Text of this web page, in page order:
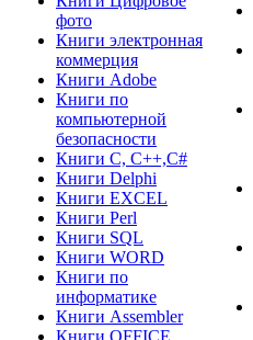
фото
Книги электронная
коммерция
Книги Adobe
Книги по
компьютерной
безопасности
Книги C, C++,С#
Книги Delphi
Книги EXCEL
Книги Perl
Книги SQL
Книги WORD
Книги по
информатике
Книги Assembler
Книги OFFICE